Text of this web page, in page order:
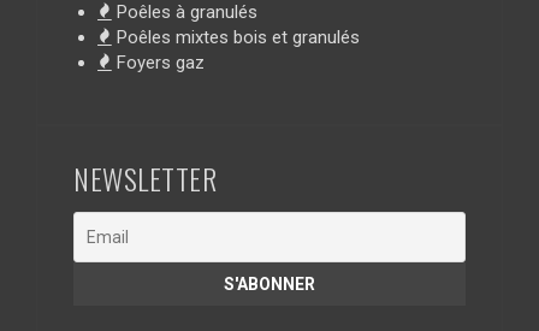
Poêles à granulés
Poêles mixtes bois et granulés
Foyers gaz
NEWSLETTER